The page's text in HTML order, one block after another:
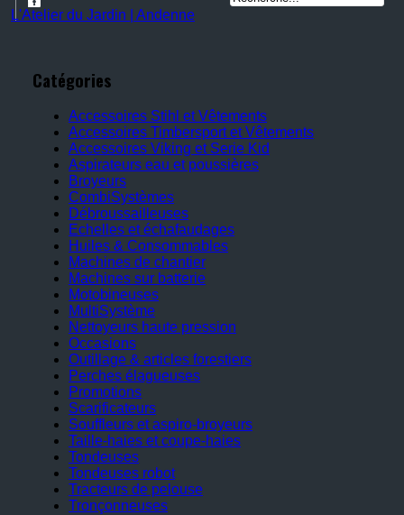
L'Atelier du Jardin | Andenne
Catégories
Accessoires Stihl et Vêtements
Accessoires Timbersport et Vêtements
Accessoires Viking et Serie Kid
Aspirateurs eau et poussières
Broyeurs
CombiSystèmes
Débroussailleuses
Echelles et échafaudages
Huiles & Consommables
Machines de chantier
Machines sur batterie
Motobineuses
MultiSystème
Nettoyeurs haute pression
Occasions
Outillage & articles forestiers
Perches élagueuses
Promotions
Scarificateurs
Souffleurs et aspiro-broyeurs
Taille-haies et coupe-haies
Tondeuses
Tondeuses robot
Tracteurs de pelouse
Tronçonneuses